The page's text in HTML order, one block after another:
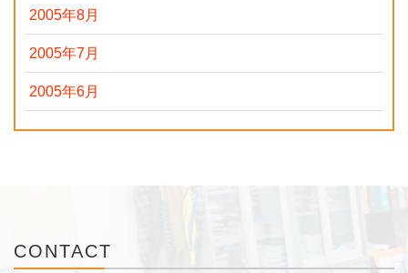
2005年8月
2005年7月
2005年6月
CONTACT